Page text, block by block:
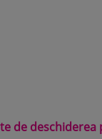
deschiderea